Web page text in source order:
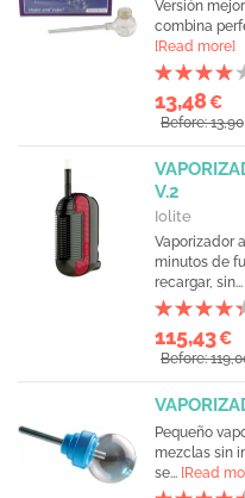
Versión
combina
[Read more]
13,48€
Before: 13,90
V.2
Iolite
Vaporizador
minutos de
recargar, sin...
115,43€
Before:
Pequeño
mezclas sin
se... [Read